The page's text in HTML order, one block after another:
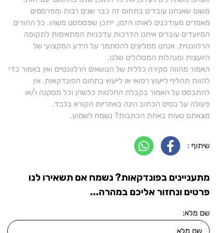
משום שאנחנו עובדים בתחום זה כבר שנים רבות ומפרסמים
מאמרים מעודכנים לאותו הזמן, ייתכן שפספסנו משהו. כל ההורים
המיועדים עוברים איתנו הדרכות עדכניות המתאימות לתקופה
הרלוונטית. אנחנו ממליצים להסתמך על הידע המקצועי של
היועצות ומנהלות המסלולים שלנו.
האמור מהווה סקירה כללית של הנושאים הרלוונטיים ואין באמור כדי
להוות תחליף לייעוץ רפואי או לייעוץ בתחום הפונדקאות. אין
להתבסס על האמור בקבלת החלטות כלשהן וכל מסקנה ו/או
פעולה על בסיס הכתוב הינה באחריות הקורא בלבד.
מצאתם טעות באחת הכתבות? נשמח לשמוע.
שיתוף :
מתעניינים בפונדקאות? נשמח אם תשאירו לנו
פרטים ונחזור אליכם במהרה...
שם מלא: